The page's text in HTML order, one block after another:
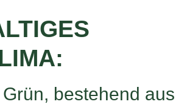
bestehend aus